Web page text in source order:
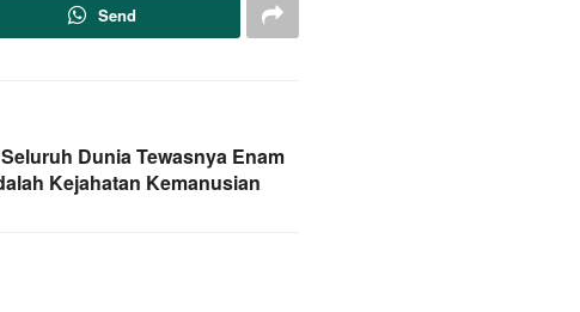
Send
Dunia Tewasnya Enam
Kejahatan Kemanusian